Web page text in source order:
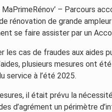
– Parcours
rénovation de grande
se faire assister par un
les cas de fraudes aux aides
plusieurs mesures ont
service à l’été 2025.
il était prévu la
d’agrément un périmètre